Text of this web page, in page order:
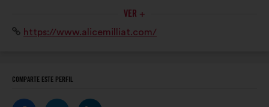
et discriminatoire sur tous les terrains de sport.
VER +
Sitiohttps://www.alicemilliat.com/
COMPARTE ESTE PERFIL